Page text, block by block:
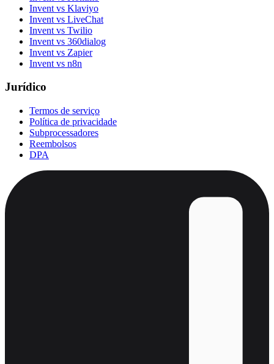
Invent vs Klaviyo
Invent vs LiveChat
Invent vs Twilio
Invent vs 360dialog
Invent vs Zapier
Invent vs n8n
Jurídico
Termos de serviço
Política de privacidade
Subprocessadores
Reembolsos
DPA